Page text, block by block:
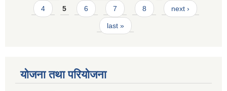
4 5 6 7 8 next ›
last »
योजना तथा परियोजना